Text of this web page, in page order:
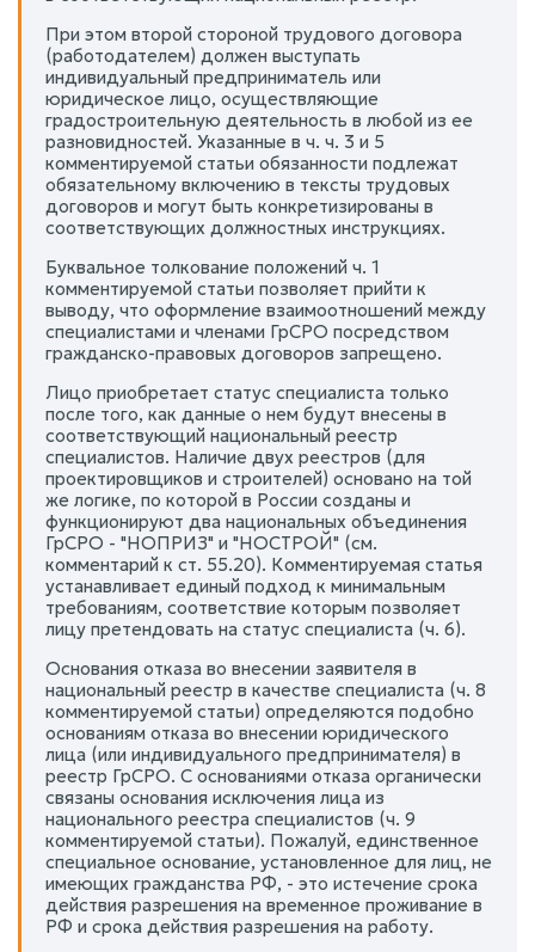
При этом второй стороной трудового договора
(работодателем) должен выступать
индивидуальный предприниматель или
юридическое лицо, осуществляющие
градостроительную деятельность в любой из ее
разновидностей. Указанные в ч. ч. 3 и 5
комментируемой статьи обязанности подлежат
обязательному включению в тексты трудовых
договоров и могут быть конкретизированы в
соответствующих должностных инструкциях.
Буквальное толкование положений ч. 1
комментируемой статьи позволяет прийти к
выводу, что оформление взаимоотношений между
специалистами и членами ГрСРО посредством
гражданско-правовых договоров запрещено.
Лицо приобретает статус специалиста только
после того, как данные о нем будут внесены в
соответствующий национальный реестр
специалистов. Наличие двух реестров (для
проектировщиков и строителей) основано на той
же логике, по которой в России созданы и
функционируют два национальных объединения
ГрСРО - "НОПРИЗ" и "НОСТРОЙ" (см.
комментарий к ст. 55.20). Комментируемая статья
устанавливает единый подход к минимальным
требованиям, соответствие которым позволяет
лицу претендовать на статус специалиста (ч. 6).
Основания отказа во внесении заявителя в
национальный реестр в качестве специалиста (ч. 8
комментируемой статьи) определяются подобно
основаниям отказа во внесении юридического
лица (или индивидуального предпринимателя) в
реестр ГрСРО. С основаниями отказа органически
связаны основания исключения лица из
национального реестра специалистов (ч. 9
комментируемой статьи). Пожалуй, единственное
специальное основание, установленное для лиц, не
имеющих гражданства РФ, - это истечение срока
действия разрешения на временное проживание в
РФ и срока действия разрешения на работу.